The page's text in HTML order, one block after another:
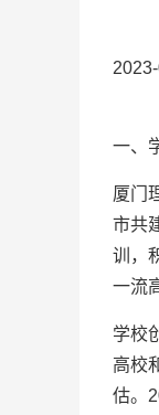
一、
厦门
市共
训，
一流
学校
高校
估。